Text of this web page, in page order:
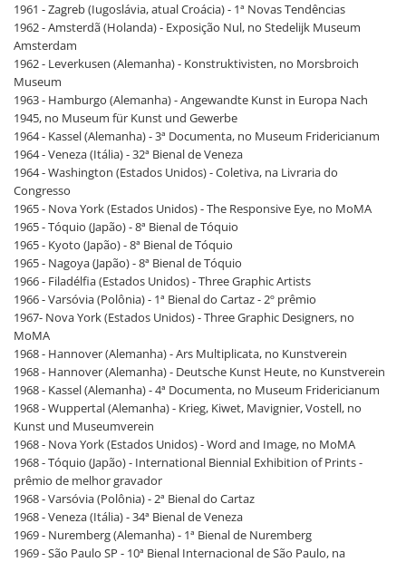
1961 - Zagreb (Iugoslávia, atual Croácia) - 1ª Novas Tendências
1962 - Amsterdã (Holanda) - Exposição Nul, no Stedelijk Museum
Amsterdam
1962 - Leverkusen (Alemanha) - Konstruktivisten, no Morsbroich
Museum
1963 - Hamburgo (Alemanha) - Angewandte Kunst in Europa Nach
1945, no Museum für Kunst und Gewerbe
1964 - Kassel (Alemanha) - 3ª Documenta, no Museum Fridericianum
1964 - Veneza (Itália) - 32ª Bienal de Veneza
1964 - Washington (Estados Unidos) - Coletiva, na Livraria do
Congresso
1965 - Nova York (Estados Unidos) - The Responsive Eye, no MoMA
1965 - Tóquio (Japão) - 8ª Bienal de Tóquio
1965 - Kyoto (Japão) - 8ª Bienal de Tóquio
1965 - Nagoya (Japão) - 8ª Bienal de Tóquio
1966 - Filadélfia (Estados Unidos) - Three Graphic Artists
1966 - Varsóvia (Polônia) - 1ª Bienal do Cartaz - 2º prêmio
1967- Nova York (Estados Unidos) - Three Graphic Designers, no
MoMA
1968 - Hannover (Alemanha) - Ars Multiplicata, no Kunstverein
1968 - Hannover (Alemanha) - Deutsche Kunst Heute, no Kunstverein
1968 - Kassel (Alemanha) - 4ª Documenta, no Museum Fridericianum
1968 - Wuppertal (Alemanha) - Krieg, Kiwet, Mavignier, Vostell, no
Kunst und Museumverein
1968 - Nova York (Estados Unidos) - Word and Image, no MoMA
1968 - Tóquio (Japão) - International Biennial Exhibition of Prints -
prêmio de melhor gravador
1968 - Varsóvia (Polônia) - 2ª Bienal do Cartaz
1968 - Veneza (Itália) - 34ª Bienal de Veneza
1969 - Nuremberg (Alemanha) - 1ª Bienal de Nuremberg
1969 - São Paulo SP - 10ª Bienal Internacional de São Paulo, na